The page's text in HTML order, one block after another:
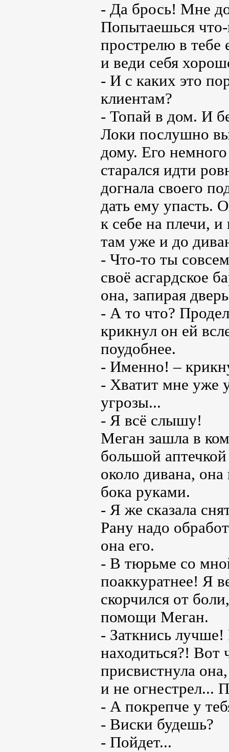
- Да брось! Мне
Попытаешься
прострелю в
и веди себя
- И с каких это
клиентам?
- Топай в дом. И
Локи послушно
дому. Его
старался идти
догнала своего
дать ему упасть.
к себе на плечи, и
там уже и до
- Что-то ты
своё асгардское
она, запирая
- А то что?
крикнул он ей
поудобнее.
- Именно! –
- Хватит мне уже
угрозы...
- Я всё слышу!
Меган зашла в
большой
около дивана,
бока руками.
- Я же сказала
Рану надо
она его.
- В тюрьме со
поаккуратнее! Я
скорчился от
помощи Меган.
- Заткнись
находиться?! Вот
присвистнула
и не огнестрел...
- А покрепче у
- Виски будешь?
- Пойдет...